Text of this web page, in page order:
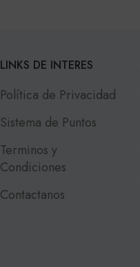
LINKS DE INTERES
Política de Privacidad
Sistema de Puntos
Terminos y
Condiciones
Contactanos